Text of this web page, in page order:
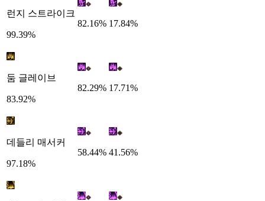
런지 스트라이크
99.39%
82.16% 17.84%
둠 글레이브
83.92%
82.29% 17.71%
데들리 매서커
97.18%
58.44% 41.56%